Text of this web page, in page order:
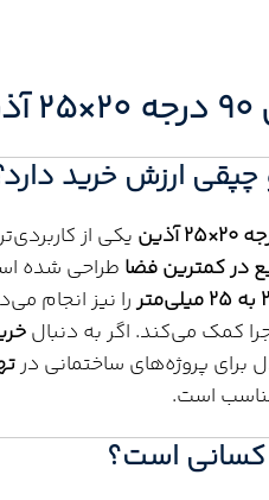
چپقی ارزش خرید
یکی از
در کمترین فضا طراحی شده است.
را نیز انجام
کمک می‌کند. اگر به دنبال
برای پروژه‌های ساختمانی در
است.
است؟